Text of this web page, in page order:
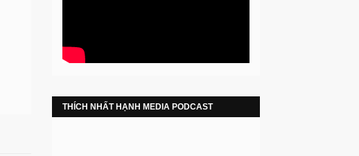
THÍCH NHẤT HẠNH MEDIA PODCAST